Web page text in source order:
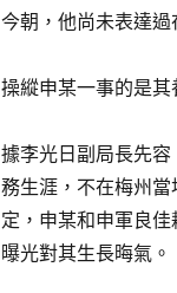
今朝，他尚未表達過
操縱申某一事的是
據李光日副局長先
務生涯，不在梅州
定，申某和申軍良
曝光對其生長晦氣。